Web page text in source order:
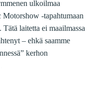
ulkoilmaa
Motorshow -tapahtumaan
laitetta ei maailmassa
– ehkä saamme
kerhon